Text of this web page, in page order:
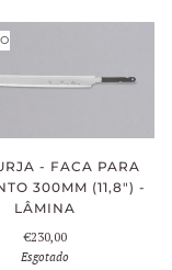
- FACA PARA
300MM (11,8") -
LÂMINA
€230,00
Esgotado